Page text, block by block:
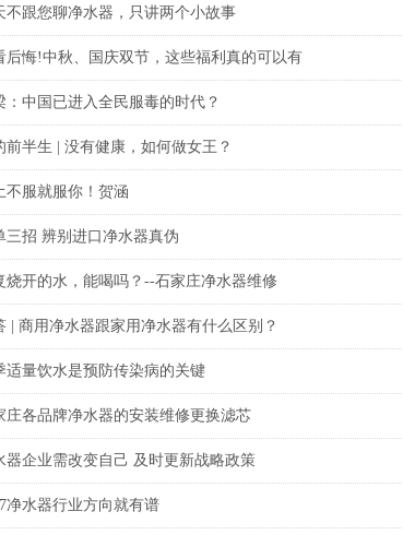
3
不跟您聊净水器，只讲两个小故事
后悔!中秋、国庆双节，这些福利真的可以有
：中国已进入全民服毒的时代？
前半生 | 没有健康，如何做女王？
不服就服你！贺涵
三招 辨别进口净水器真伪
烧开的水，能喝吗？--石家庄净水器维修
| 商用净水器跟家用净水器有什么区别？
适量饮水是预防传染病的关键
庄各品牌净水器的安装维修更换滤芯
器企业需改变自己 及时更新战略政策
净水器行业方向就有谱